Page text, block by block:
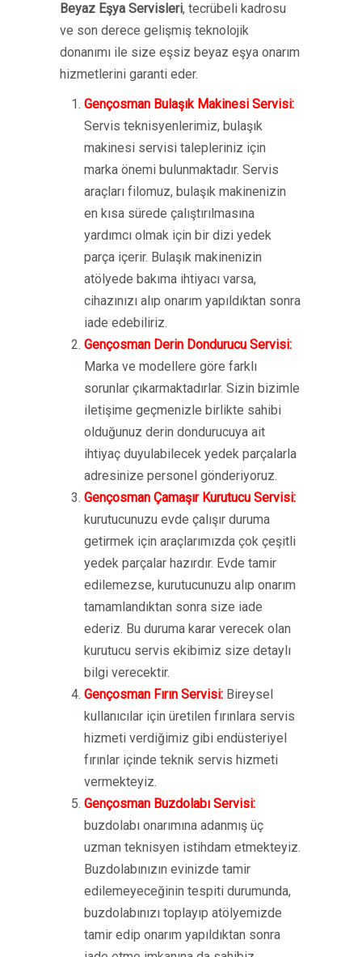
Beyaz Eşya Servisleri, tecrübeli kadrosu
ve son derece gelişmiş teknolojik
donanımı ile size eşsiz beyaz eşya onarım
hizmetlerini garanti eder.
Gençosman Bulaşık Makinesi Servisi:
Servis teknisyenlerimiz, bulaşık
makinesi servisi talepleriniz için
marka önemi bulunmaktadır. Servis
araçları filomuz, bulaşık makinenizin
en kısa sürede çalıştırılmasına
yardımcı olmak için bir dizi yedek
parça içerir. Bulaşık makinenizin
atölyede bakıma ihtiyacı varsa,
cihazınızı alıp onarım yapıldıktan sonra
iade edebiliriz.
Gençosman Derin Dondurucu Servisi:
Marka ve modellere göre farklı
sorunlar çıkarmaktadırlar. Sizin bizimle
iletişime geçmenizle birlikte sahibi
olduğunuz derin dondurucuya ait
ihtiyaç duyulabilecek yedek parçalarla
adresinize personel gönderiyoruz.
Gençosman Çamaşır Kurutucu Servisi:
kurutucunuzu evde çalışır duruma
getirmek için araçlarımızda çok çeşitli
yedek parçalar hazırdır. Evde tamir
edilemezse, kurutucunuzu alıp onarım
tamamlandıktan sonra size iade
ederiz. Bu duruma karar verecek olan
kurutucu servis ekibimiz size detaylı
bilgi verecektir.
Gençosman Fırın Servisi: Bireysel
kullanıcılar için üretilen fırınlara servis
hizmeti verdiğimiz gibi endüsteriyel
fırınlar içinde teknik servis hizmeti
vermekteyiz.
Gençosman Buzdolabı Servisi:
buzdolabı onarımına adanmış üç
uzman teknisyen istihdam etmekteyiz.
Buzdolabınızın evinizde tamir
edilemeyeceğinin tespiti durumunda,
buzdolabınızı toplayıp atölyemizde
tamir edip onarım yapıldıktan sonra